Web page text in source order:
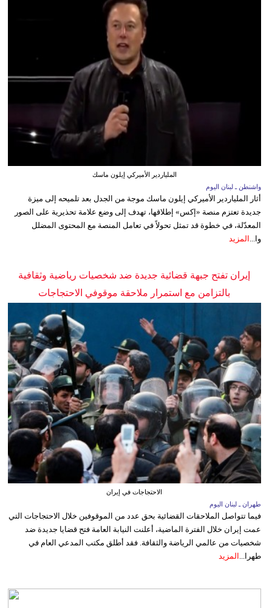
الملياردير الأميركي إيلون ماسك
واشنطن ـ لبنان اليوم
أثار الملياردير الأميركي إيلون ماسك موجة من الجدل بعد تلميحه إلى ميزة
جديدة تعتزم منصة «إكس» إطلاقها، تهدف إلى وضع علامة تحذيرية على الصور
المعدّلة، في خطوة قد تمثل تحولاً في تعامل المنصة مع المحتوى المضلل
وا... المزيد
إيران تفتح جبهة قضائية جديدة ضد شخصيات رياضية وثقافية
بالتزامن مع استمرار ملاحقة موقوفي الاحتجاجات
الاحتجاجات في إيران
طهران ـ لبنان اليوم
فيما تتواصل الملاحقات القضائية بحق عدد من الموقوفين خلال الاحتجاجات التي
عمت إيران خلال الفترة الماضية، أعلنت النيابة العامة فتح قضايا جديدة ضد
شخصيات من عالمي الرياضة والثقافة. فقد أطلق مكتب المدعي العام في
طهرا... المزيد